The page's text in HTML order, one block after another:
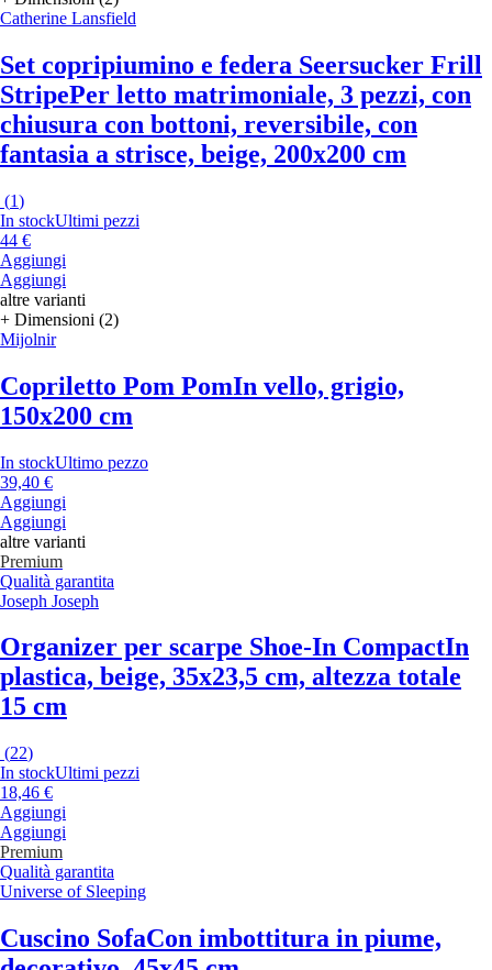
Catherine Lansfield
Set copripiumino e federa Seersucker Frill
StripePer letto matrimoniale, 3 pezzi, con
chiusura con bottoni, reversibile, con
fantasia a strisce, beige, 200x200 cm
(1)
In stockUltimi pezzi
44 €
Aggiungi
Aggiungi
altre varianti
+ Dimensioni (2)
Mijolnir
Copriletto Pom PomIn vello, grigio,
150x200 cm
In stockUltimo pezzo
39,40 €
Aggiungi
Aggiungi
altre varianti
Premium
Qualità garantita
Joseph Joseph
Organizer per scarpe Shoe-In CompactIn
plastica, beige, 35x23,5 cm, altezza totale
15 cm
(22)
In stockUltimi pezzi
18,46 €
Aggiungi
Aggiungi
Premium
Qualità garantita
Universe of Sleeping
Cuscino SofaCon imbottitura in piume,